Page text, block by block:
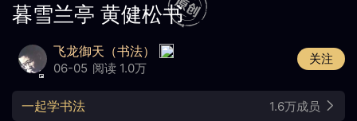
暮雪兰亭 黄健松书
飞龙御天（书法）
06-05 阅读 1.0万
关注
一起学书法 1.6万成员